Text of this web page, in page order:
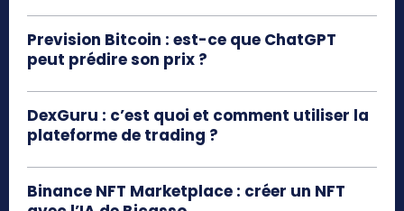
Prevision Bitcoin : est-ce que ChatGPT
peut prédire son prix ?
DexGuru : c’est quoi et comment utiliser la
plateforme de trading ?
Binance NFT Marketplace : créer un NFT